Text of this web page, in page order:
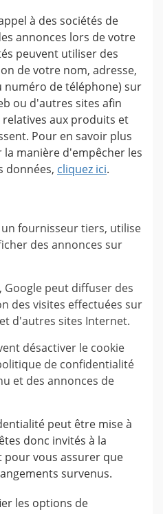
à des sociétés de
annonces lors de votre
peuvent utiliser des
de votre nom, adresse,
numéro de téléphone) sur
ou d'autres sites afin
aux produits et
Pour en savoir plus
manière d'empêcher les
données, cliquez ici.
fournisseur tiers, utilise
des annonces sur
Google peut diffuser des
des visites effectuées sur
d'autres sites Internet.
désactiver le cookie
de confidentialité
et des annonces de
peut être mise à
donc invités à la
vous assurer que
survenus.
les options de